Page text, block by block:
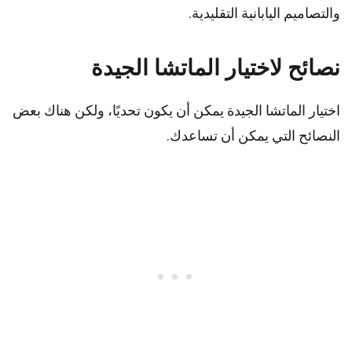
والتصاميم اليابانية التقليدية.
نصائح لاختيار الماتشا الجيدة
اختيار الماتشا الجيدة يمكن أن يكون تحديًا، ولكن هناك بعض
النصائح التي يمكن أن تساعدك.